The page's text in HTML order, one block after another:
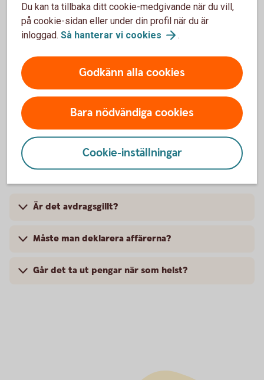
Öppettider för bankens kassa/kundtjänst och växel:
måndag-fredag 10.00-15.00
Ring 0585-817 00
Vanliga frågor och svar
Är det avdragsgillt?
Måste man deklarera affärerna?
Går det ta ut pengar när som helst?
Du kan ta tillbaka ditt cookie-medgivande när du vill,
på cookie-sidan eller under din profil när du är
inloggad. Så hanterar vi cookies .
Godkänn alla cookies
Bara nödvändiga cookies
Cookie-inställningar